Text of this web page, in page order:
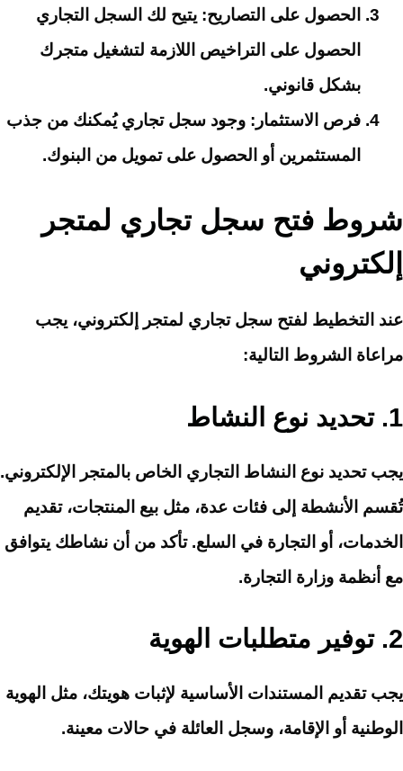
الحصول على التصاريح: يتيح لك السجل التجاري
الحصول على التراخيص اللازمة لتشغيل متجرك
بشكل قانوني.
فرص الاستثمار : وجود سجل تجاري يُمكنك من جذب
المستثمرين أو الحصول على تمويل من البنوك.
شروط فتح سجل تجاري لمتجر
إلكتروني
عند التخطيط لفتح سجل تجاري لمتجر إلكتروني، يجب
مراعاة الشروط التالية:
1. تحديد نوع النشاط
يجب تحديد نوع النشاط التجاري الخاص بالمتجر الإلكتروني.
تُقسم الأنشطة إلى فئات عدة، مثل بيع المنتجات، تقديم
الخدمات، أو التجارة في السلع. تأكد من أن نشاطك يتوافق
مع أنظمة وزارة التجارة.
2. توفير متطلبات الهوية
يجب تقديم المستندات الأساسية لإثبات هويتك، مثل الهوية
الوطنية أو الإقامة، وسجل العائلة في حالات معينة.